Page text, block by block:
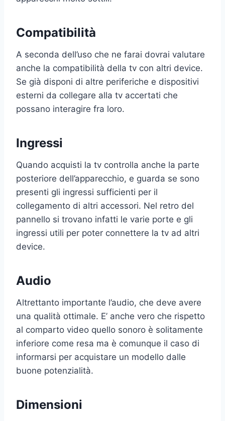
Compatibilità
A seconda dell’uso che ne farai dovrai valutare
anche la compatibilità della tv con altri device.
Se già disponi di altre periferiche e dispositivi
esterni da collegare alla tv accertati che
possano interagire fra loro.
Ingressi
Quando acquisti la tv controlla anche la parte
posteriore dell’apparecchio, e guarda se sono
presenti gli ingressi sufficienti per il
collegamento di altri accessori. Nel retro del
pannello si trovano infatti le varie porte e gli
ingressi utili per poter connettere la tv ad altri
device.
Audio
Altrettanto importante l’audio, che deve avere
una qualità ottimale. E’ anche vero che rispetto
al comparto video quello sonoro è solitamente
inferiore come resa ma è comunque il caso di
informarsi per acquistare un modello dalle
buone potenzialità.
Dimensioni